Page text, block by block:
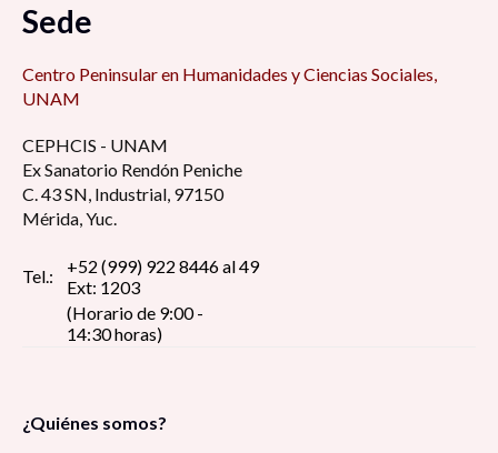
Sede
Centro Peninsular en Humanidades y Ciencias Sociales,
UNAM
CEPHCIS - UNAM
Ex Sanatorio Rendón Peniche
C. 43 SN, Industrial, 97150
Mérida, Yuc.
Tel.:
+52 (999) 922 8446 al 49
Ext: 1203
(Horario de 9:00 -
14:30 horas)
¿Quiénes somos?